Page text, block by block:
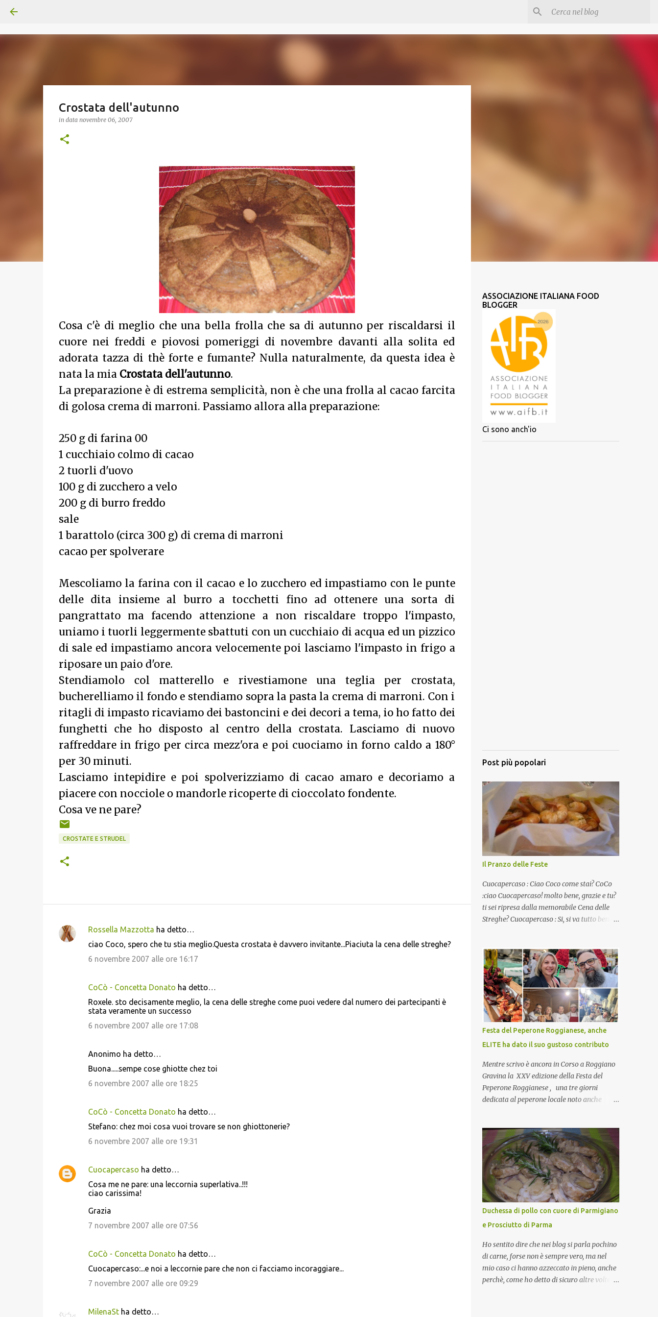
Crostata dell'autunno
in data novembre 06, 2007
Cosa c'è di meglio che una bella frolla che sa di autunno per riscaldarsi il
cuore nei freddi e piovosi pomeriggi di novembre davanti alla solita ed
adorata tazza di thè forte e fumante? Nulla naturalmente, da questa idea è
nata la mia Crostata dell'autunno.
La preparazione è di estrema semplicità, non è che una frolla al cacao farcita
di golosa crema di marroni. Passiamo allora alla preparazione:
250 g di farina 00
1 cucchiaio colmo di cacao
2 tuorli d'uovo
100 g di zucchero a velo
200 g di burro freddo
sale
1 barattolo (circa 300 g) di crema di marroni
cacao per spolverare
Mescoliamo la farina con il cacao e lo zucchero ed impastiamo con le punte
delle dita insieme al burro a tocchetti fino ad ottenere una sorta di
pangrattato ma facendo attenzione a non riscaldare troppo l'impasto,
uniamo i tuorli leggermente sbattuti con un cucchiaio di acqua ed un pizzico
di sale ed impastiamo ancora velocemente poi lasciamo l'impasto in frigo a
riposare un paio d'ore.
Stendiamolo col matterello e rivestiamone una teglia per crostata,
bucherelliamo il fondo e stendiamo sopra la pasta la crema di marroni. Con i
ritagli di impasto ricaviamo dei bastoncini e dei decori a tema, io ho fatto dei
funghetti che ho disposto al centro della crostata. Lasciamo di nuovo
raffreddare in frigo per circa mezz'ora e poi cuociamo in forno caldo a 180°
per 30 minuti.
Lasciamo intepidire e poi spolverizziamo di cacao amaro e decoriamo a
piacere con nocciole o mandorle ricoperte di cioccolato fondente.
Cosa ve ne pare?
CROSTATE E STRUDEL
C
Rossella Mazzotta ha detto…
ciao Coco, spero che tu stia meglio.Questa crostata è davvero invitante...Piaciuta la cena delle streghe?
6 novembre 2007 alle ore 16:17
CoCò - Concetta Donato ha detto…
Roxele. sto decisamente meglio, la cena delle streghe come puoi vedere dal numero dei partecipanti è
stata veramente un successo
6 novembre 2007 alle ore 17:08
Anonimo ha detto…
Buona.....sempe cose ghiotte chez toi
6 novembre 2007 alle ore 18:25
CoCò - Concetta Donato ha detto…
Stefano: chez moi cosa vuoi trovare se non ghiottonerie?
6 novembre 2007 alle ore 19:31
Cuocapercaso ha detto…
Cosa me ne pare: una leccornia superlativa..!!!
ciao carissima!
Grazia
7 novembre 2007 alle ore 07:56
CoCò - Concetta Donato ha detto…
Cuocapercaso:...e noi a leccornie pare che non ci facciamo incoraggiare...
7 novembre 2007 alle ore 09:29
MilenaStha detto…
ASSOCIAZIONE ITALIANA FOOD
BLOGGER
Ci sono anch'io
Post più popolari
Il Pranzo delle Feste
Cuocapercaso : Ciao Coco come stai? CoCo
:ciao Cuocapercaso! molto bene, grazie e tu?
ti sei ripresa dalla memorabile Cena delle
Streghe? Cuocapercaso : Si, si va tutto bene…
virtuale! CoCo : Eh già!! E adesso con le feste
che arrivano chissà che mangiate…a
proposito Cuoca cosa prepari domenica per
pranzo, racconta un po'! Perchè io avrò ospiti
e cerco degli spunti... Cuocapercaso : A dire il
vero domenica prossima non preparo nulla
perché vado al Pranzo Aziendale di fine
anno organizzato dai mie capi! CoCo :
Pranzo aziendale? Una bella idea!
Cuocapercaso : si, è un modo per riunirsi
tutti a fine anno e tirare le somme…
naturalmente mangiando tutti insieme, con
grande convivialità! CoCo : è naturale il cibo,
spesso l’ambiente favorevole per molte belle
opportunità, non trovi? Cuocapercaso : Si,
concordo! …addirittura si dice...
Festa del Peperone Roggianese, anche
ELITE ha dato il suo gustoso contributo
Mentre scrivo è ancora in Corso a Roggiano
Gravina la XXV edizione della Festa del
Peperone Roggianese , una tre giorni
dedicata al peperone locale noto anche
piccante, inserito dal Ministero delle
Politiche Agricole Alimentari e Forestali
nella lista dei Prodotti Agroalimentari
Tradizionali (Pat) della Calabria. Un
ingrediente versatile in cucina, utilizzato
fresco o essiccato in ricette della tradizione o
in piatti innovativi. Durante la prima serata
dell'evento abbiamo avuto prova della
versatilità di questo ingrediente durante il
"2° Concorso Gastronomico di piatti a base
di peperone Roggianese" ideato da Gina
Santagata , presidente
dell'associazione Mongolfiera, che ha visto
Duchessa di pollo con cuore di Parmigiano
e Prosciutto di Parma
Ho sentito dire che nei blog si parla pochino
di carne, forse non è sempre vero, ma nel
mio caso ci hanno azzeccato in pieno, anche
perchè, come ho detto di sicuro altre volte la